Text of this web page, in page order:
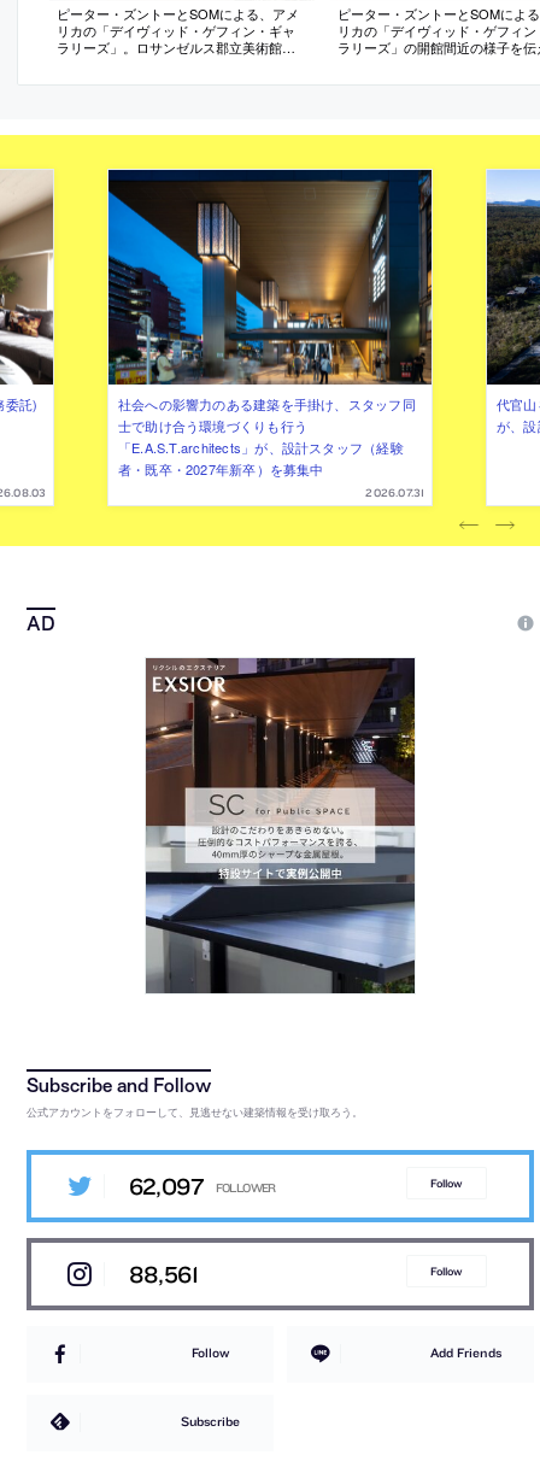
ピーター・ズントーとSOMによる、アメ
リカの「デイヴィッド・ゲフィン・ギャ
ラリーズ」。ロサンゼルス郡立美術館の
レベルに劇場や店舗などがある“新たな屋
ットな展示を可能にする
ピーター・ズントーとSOMによ
リカの「デイヴィッド・ゲフィン
ラリーズ」の開館間近の様子を伝
2026年4月に公開されたもの
委託)
社会への影響力のある建築を手掛け、スタッフ同
士で助け合う環境づくりも行う
「E.A.S.T.architects」が、設計スタッフ（経験
者・既卒・2027年新卒）を募集中
2026.07.31
代官
が、
公式アカウントをフォローして、見逃せない建築情報を受け取ろう。
62,097 Follow
88,561 Follow
Follow Add Friends
Subscribe